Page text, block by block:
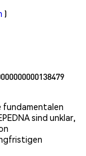
)
fundamentalen
sind unklar,